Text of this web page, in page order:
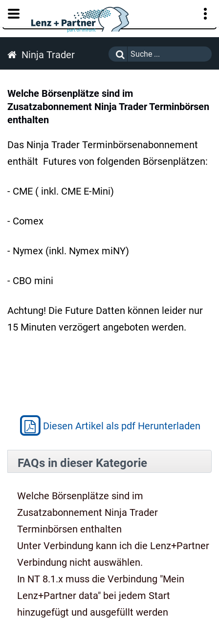
KUNDENPORTAL
Ninja Trader
Welche Börsenplätze sind im
Zusatzabonnement Ninja Trader Terminbörsen
enthalten
Das Ninja Trader Terminbörsenabonnement
enthält Futures von folgenden Börsenplätzen:
- CME ( inkl. CME E-Mini)
- Comex
- Nymex (inkl. Nymex miNY)
- CBO mini
Achtung! Die Future Datten können leider nur
15 Minuten verzögert angeboten werden.
Diesen Artikel als pdf Herunterladen
FAQs in dieser Kategorie
Welche Börsenplätze sind im
Zusatzabonnement Ninja Trader
Terminbörsen enthalten
Unter Verbindung kann ich die Lenz+Partner
Verbindung nicht auswählen.
In NT 8.1.x muss die Verbindung "Mein
Lenz+Partner data" bei jedem Start
hinzugefügt und ausgefüllt werden